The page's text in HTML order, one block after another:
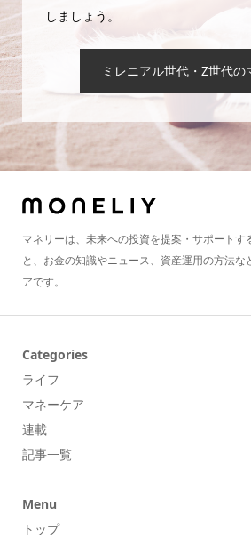
しましょう。
ミレニアル世代・Z世代の
マネリーは、未来への投資を提案・サポートす
と、お金の知識やニュース、資産運用の方法な
アです。
Categories
ライフ
マネーケア
連載
記事一覧
Menu
トップ